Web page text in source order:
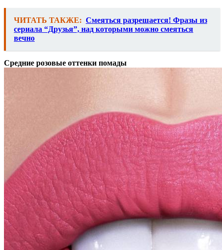
ЧИТАТЬ ТАКЖЕ: Смеяться разрешается! Фразы из
сериала “Друзья”, над которыми можно смеяться
вечно
Средние розовые оттенки помады